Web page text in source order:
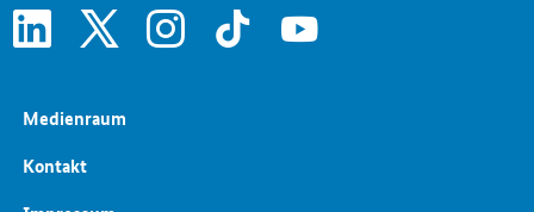
linkedin instagram tiktok youtube
Medienraum
Kontakt